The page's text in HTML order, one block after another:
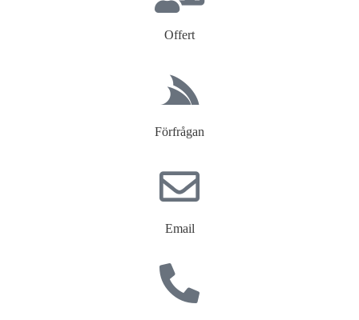
Offert
Förfrågan
Email